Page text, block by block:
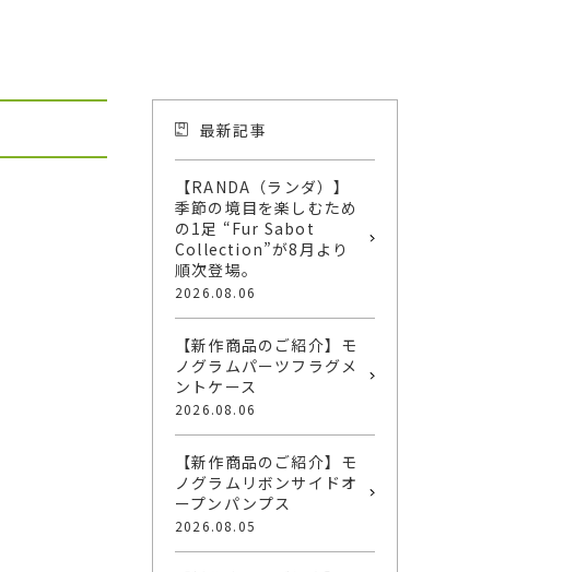
最新記事
【RANDA（ランダ）】
季節の境目を楽しむため
の1足 “Fur Sabot
Collection”が8月より
順次登場。
2026.08.06
【新作商品のご紹介】モ
ノグラムパーツフラグメ
ントケース
2026.08.06
【新作商品のご紹介】モ
ノグラムリボンサイドオ
ープンパンプス
2026.08.05